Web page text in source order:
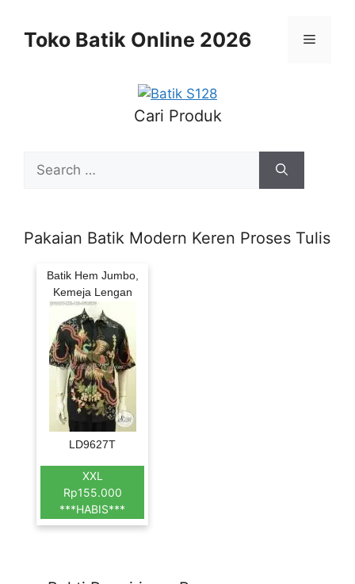
contentToko Batik Online 2026 Menu
Cari Produk
for:
Pakaian Batik Modern Keren Proses Tulis
Batik Hem Jumbo,
Kemeja Lengan
LD9627T
XXL
Rp155.000
***HABIS***